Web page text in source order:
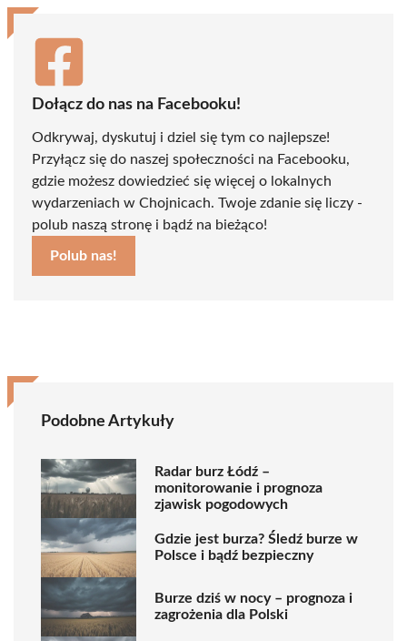
Dołącz do nas na Facebooku!
Odkrywaj, dyskutuj i dziel się tym co najlepsze!
Przyłącz się do naszej społeczności na Facebooku,
gdzie możesz dowiedzieć się więcej o lokalnych
wydarzeniach w Chojnicach. Twoje zdanie się liczy -
polub naszą stronę i bądź na bieżąco!
Polub nas!
Podobne Artykuły
Radar burz Łódź –
monitorowanie i prognoza
zjawisk pogodowych
Gdzie jest burza? Śledź burze w
Polsce i bądź bezpieczny
Burze dziś w nocy – prognoza i
zagrożenia dla Polski